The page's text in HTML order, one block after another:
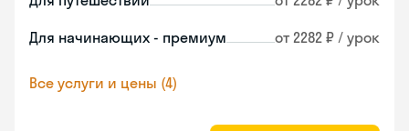
Для начинающих - премиум от 2282 ₽ / урок
Все услуги и цены (4)